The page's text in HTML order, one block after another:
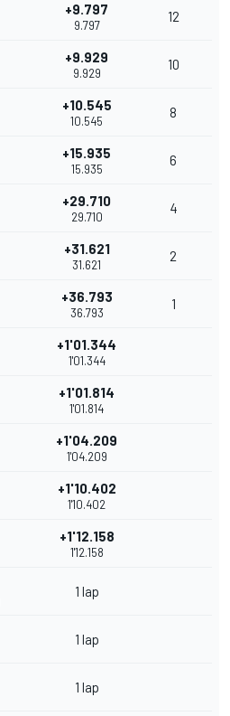
+9.797
9.797
12
+9.929
9.929
10
+10.545
10.545
8
+15.935
15.935
6
+29.710
29.710
4
+31.621
31.621
2
+36.793
36.793
1
+1'01.344
1'01.344
+1'01.814
1'01.814
+1'04.209
1'04.209
+1'10.402
1'10.402
+1'12.158
1'12.158
1 lap
1 lap
1 lap